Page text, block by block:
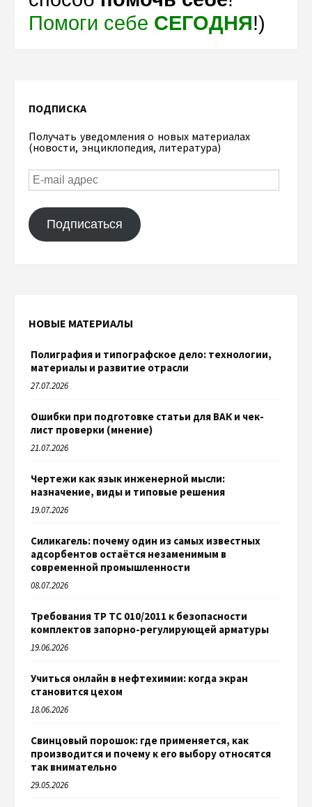
Помоги себе СЕГОДНЯ!)
ПОДПИСКА
Получать уведомления о новых материалах
(новости, энциклопедия, литература)
Подписаться
НОВЫЕ МАТЕРИАЛЫ
Полиграфия и типографское дело: технологии,
материалы и развитие отрасли
27.07.2026
Ошибки при подготовке статьи для ВАК и чек-
лист проверки (мнение)
21.07.2026
Чертежи как язык инженерной мысли:
назначение, виды и типовые решения
19.07.2026
Силикагель: почему один из самых известных
адсорбентов остаётся незаменимым в
современной промышленности
08.07.2026
Требования ТР ТС 010/2011 к безопасности
комплектов запорно-регулирующей арматуры
19.06.2026
Учиться онлайн в нефтехимии: когда экран
становится цехом
18.06.2026
Свинцовый порошок: где применяется, как
производится и почему к его выбору относятся
так внимательно
29.05.2026